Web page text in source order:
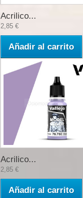
Acrilico...
2,85 €
Añadir al carrito
Acrilico...
2,85 €
Añadir al carrito